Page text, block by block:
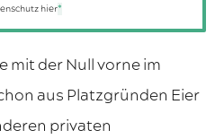
hier*
mit der Null vorne im
aus Platzgründen Eier
privaten